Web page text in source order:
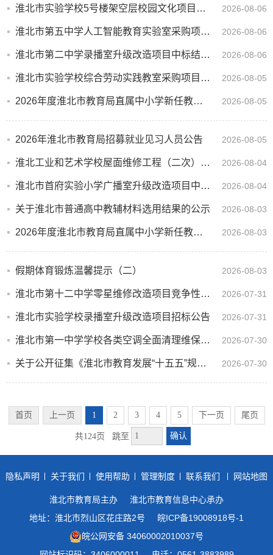
淮北市实验学校5号楼架空层校园文化项目竞争性磋商公告 2026-08-06
淮北市第五中学人工智能教育实验室采购项目方案征集公告 2026-08-06
淮北市第二中学录播室升级改造项目中标结果公告 2026-08-06
淮北市实验学校综合劳动实践教室采购项目招标公告 2026-08-05
2026年度淮北市教育局直属中小学新任教师公开招聘体检考察公告 2026-08-05
2026年淮北市教育局招募就业见习人员公告 2026-08-05
淮北工业和艺术学校屋面维修工程（二次）竞争性磋商公告 2026-08-04
淮北市首府实验小学广播室升级改造项目中标结果公告 2026-08-04
关于淮北市普通高中教辅材料选用结果的公示 2026-08-03
2026年度淮北市教育局直属中小学新任教师公开招聘面试成绩及总成绩公告 2026-08-03
假期体育锻炼温馨提示（二） 2026-08-03
淮北市第十二中学零星维修改造项目竞争性磋商公告 2026-07-31
淮北市实验学校录播室升级改造项目招标公告 2026-07-31
淮北市第一中学学校各类空调全面清理维保服务（二次）成交结果公告 2026-07-30
关于公开征集《淮北市教育发展“十五五”规划（征求意见稿）》意见的公告 2026-07-30
首页 上一页 1 2 3 4 5 下一页 尾页
共124页 跳至 确认
隐私声明 关于我们 使用帮助 管理制度 联系我们 网站地图
淮北市教育局主办
淮北市教育信息中心承办
地址：淮北市烈山区花庄路2号
皖ICP备19008918号-1
皖公网安备 34060002010037号